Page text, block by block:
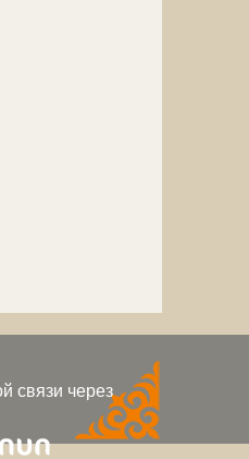
связи через